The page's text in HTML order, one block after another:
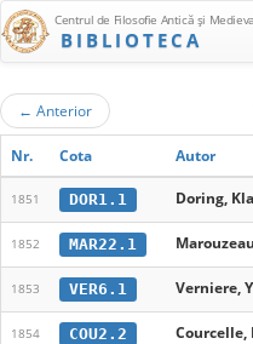
Centrul de Filosofie Antică şi
BIBLIOTECA
← Anterior
Nr. Cota Autor
1851 DOR1.1 Doring,
1852 MAR22.1
1853 VER6.1 Verniere,
1854 COU2.2 Courcelle,